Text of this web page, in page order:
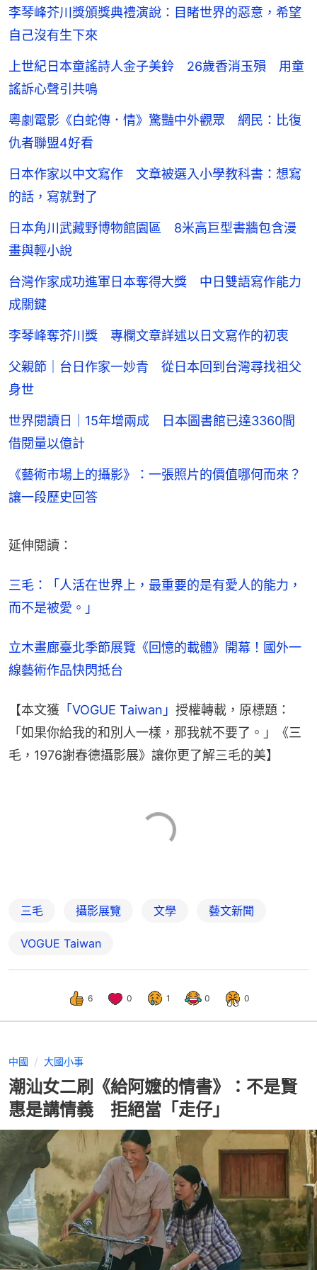
李琴峰芥川獎頒獎典禮演說：目睹世界的惡意，希望
自己沒有生下來
上世紀日本童謠詩人金子美鈴 26歲香消玉殞 用童
謠訴心聲引共鳴
粵劇電影《白蛇傳．情》驚豔中外觀眾 網民：比復
仇者聯盟4好看
日本作家以中文寫作 文章被選入小學教科書：想寫
的話，寫就對了
日本角川武藏野博物館園區 8米高巨型書牆包含漫
畫與輕小說
台灣作家成功進軍日本奪得大獎 中日雙語寫作能力
成關鍵
李琴峰奪芥川獎 專欄文章詳述以日文寫作的初衷
父親節｜台日作家一妙青 從日本回到台灣尋找祖父
身世
世界閱讀日｜15年增兩成 日本圖書館已達3360間
借閱量以億計
《藝術市場上的攝影》：一張照片的價值哪何而來？
讓一段歷史回答
延伸閱讀：
三毛：「人活在世界上，最重要的是有愛人的能力，
而不是被愛。」
立木畫廊臺北季節展覽《回憶的載體》開幕！國外一
線藝術作品快閃抵台
【本文獲 「VOGUE Taiwan」 授權轉載，原標題：
「如果你給我的和別人一樣，那我就不要了。」《三
毛，1976謝春德攝影展》讓你更了解三毛的美】
三毛 攝影展覽 文學 藝文新聞
VOGUE Taiwan
6 0 1 0 0
中國 大國小事
潮汕女二刷《給阿嬤的情書》：不是賢
惠是講情義 拒絕當「走仔」